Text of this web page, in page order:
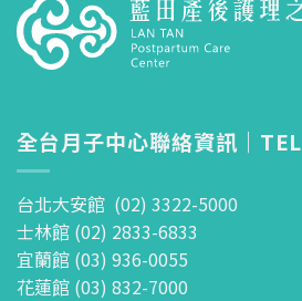
全台月子中心聯絡資訊｜TEL
台北大安館 (02) 3322-5000
士林館 (02) 2833-6833
宜蘭館 (03) 936-0055
花蓮館 (03) 832-7000